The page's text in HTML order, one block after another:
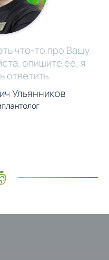
что-то про Вашу
опишите ее, я
ответить.
Ульянников